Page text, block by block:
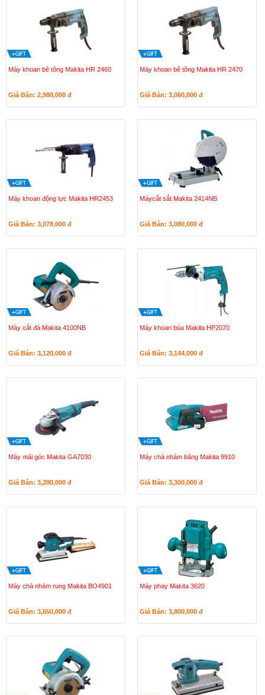
Máy khoan bê tông Makita HR 2460
Giá Bán: 2,988,000 đ
Máy khoan bê tông Makita HR 2470
Giá Bán: 3,060,000 đ
Máy khoan động lực Makita HR2453
Giá Bán: 3,078,000 đ
Máycắt sắt Makita 2414NB
Giá Bán: 3,080,000 đ
Máy cắt đá Makita 4100NB
Giá Bán: 3,120,000 đ
Máy khoan búa Makita HP2070
Giá Bán: 3,144,000 đ
Máy mài góc Makita GA7030
Giá Bán: 3,280,000 đ
Máy chà nhám băng Makita 9910
Giá Bán: 3,300,000 đ
Máy chà nhám rung Makita BO4901
Giá Bán: 3,650,000 đ
Máy phay Makita 3620
Giá Bán: 3,800,000 đ